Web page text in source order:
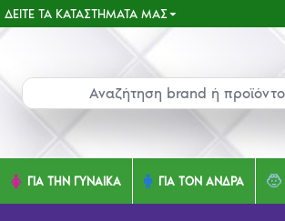
ΔΕΊΤΕ ΤΑ ΚΑΤΑΣΤΉΜΑΤΑ ΜΑΣ
ΓΙΑ ΤΗΝ ΓΥΝΑΙΚΑ ΓΙΑ ΤΟΝ ΑΝΔΡΑ